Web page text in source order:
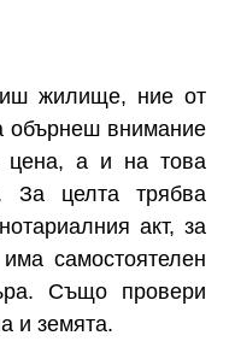
жилище, ние от
обърнеш внимание
цена, а и на това
За целта трябва
акт, за
самостоятелен
Също провери
и земята.